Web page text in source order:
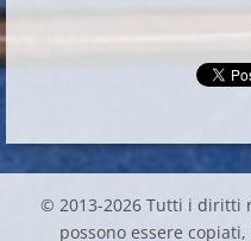
© 2013-2026 Tutti i diritti
possono essere